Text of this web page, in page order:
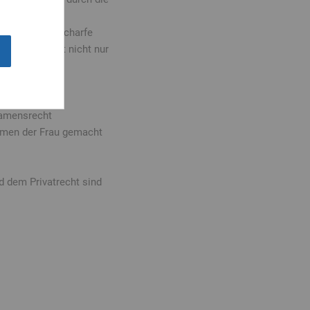
wenn man
Diese unscharfe
Das gilt nicht nur
der
der Frau gemacht
dem Privatrecht sind